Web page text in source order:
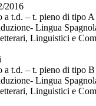
2016
a t.d. – t. pieno di tipo
Lingua
Linguistici e
a t.d. – t. pieno di tipo
Lingua
Linguistici e